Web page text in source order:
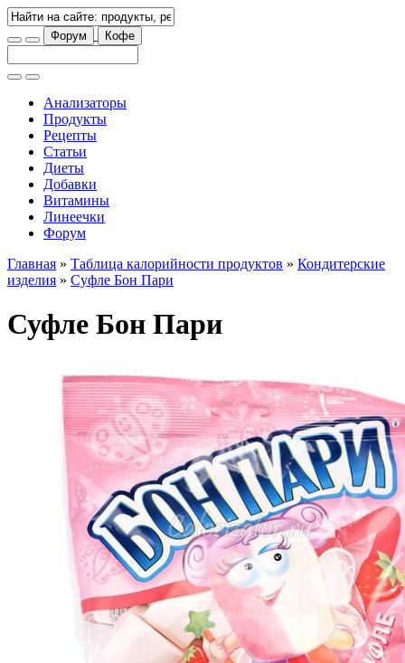
Форум Кофе
Анализаторы
Продукты
Рецепты
Статьи
Диеты
Добавки
Витамины
Линеечки
Форум
Главная » Таблица калорийности продуктов » Кондитерские
изделия » Суфле Бон Пари
Суфле Бон Пари